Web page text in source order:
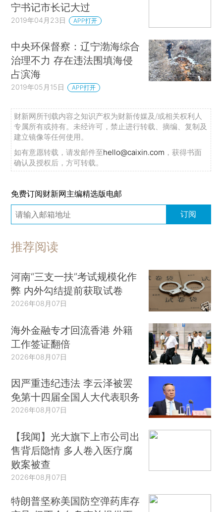
宁书记市长记大过
2019年04月23日 APP打开
中央环保督察：辽宁渤海综合
治理不力 存在违法围填海侵
占滨海
2019年05月15日 APP打开
财新网所刊载内容之知识产权为财新传媒及/或相关权利人
专属所有或持有。未经许可，禁止进行转载、摘编、复制及
建立镜像等任何使用。
如有意愿转载，请发邮件至hello@caixin.com ，获得书面
确认及授权后，方可转载。
免费订阅财新网主编精选版电邮
订阅
推荐阅读
河南“三支一扶”考试规模化作
弊 内外勾结提前获取试卷
2026年08月07日
海外金融专才回流香港 外籍
工作签证翻倍
2026年08月07日
因严重违纪违法 李云泽被罢
免第十四届全国人大代表职务
2026年08月07日
【我闻】光大旗下上市公司出
售背后隐情 多人卷入医疗腐
败案被查
2026年08月07日
特朗普坚称美国防空弹药库存